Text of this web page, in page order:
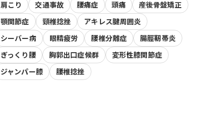
肩こり 交通事故 腰痛症 頭痛
産後骨盤矯正
顎関節症
頸椎捻挫
アキレス腱周囲炎
シーバー病
眼精疲労 腰椎分離症
腸脛靭帯炎
ぎっくり腰
胸郭出口症候群
変形性膝関節症
ジャンパー膝
腰椎捻挫